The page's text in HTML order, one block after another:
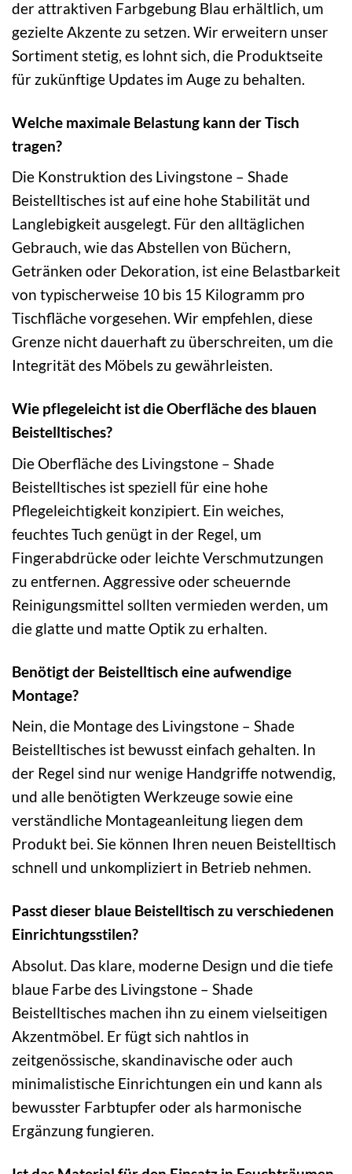
der attraktiven Farbgebung Blau erhältlich, um
gezielte Akzente zu setzen. Wir erweitern unser
Sortiment stetig, es lohnt sich, die Produktseite
für zukünftige Updates im Auge zu behalten.
Welche maximale Belastung kann der Tisch
tragen?
Die Konstruktion des Livingstone – Shade
Beistelltisches ist auf eine hohe Stabilität und
Langlebigkeit ausgelegt. Für den alltäglichen
Gebrauch, wie das Abstellen von Büchern,
Getränken oder Dekoration, ist eine Belastbarkeit
von typischerweise 10 bis 15 Kilogramm pro
Tischfläche vorgesehen. Wir empfehlen, diese
Grenze nicht dauerhaft zu überschreiten, um die
Integrität des Möbels zu gewährleisten.
Wie pflegeleicht ist die Oberfläche des blauen
Beistelltisches?
Die Oberfläche des Livingstone – Shade
Beistelltisches ist speziell für eine hohe
Pflegeleichtigkeit konzipiert. Ein weiches,
feuchtes Tuch genügt in der Regel, um
Fingerabdrücke oder leichte Verschmutzungen
zu entfernen. Aggressive oder scheuernde
Reinigungsmittel sollten vermieden werden, um
die glatte und matte Optik zu erhalten.
Benötigt der Beistelltisch eine aufwendige
Montage?
Nein, die Montage des Livingstone – Shade
Beistelltisches ist bewusst einfach gehalten. In
der Regel sind nur wenige Handgriffe notwendig,
und alle benötigten Werkzeuge sowie eine
verständliche Montageanleitung liegen dem
Produkt bei. Sie können Ihren neuen Beistelltisch
schnell und unkompliziert in Betrieb nehmen.
Passt dieser blaue Beistelltisch zu verschiedenen
Einrichtungsstilen?
Absolut. Das klare, moderne Design und die tiefe
blaue Farbe des Livingstone – Shade
Beistelltisches machen ihn zu einem vielseitigen
Akzentmöbel. Er fügt sich nahtlos in
zeitgenössische, skandinavische oder auch
minimalistische Einrichtungen ein und kann als
bewusster Farbtupfer oder als harmonische
Ergänzung fungieren.